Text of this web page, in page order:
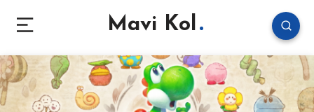
Mavi Kol